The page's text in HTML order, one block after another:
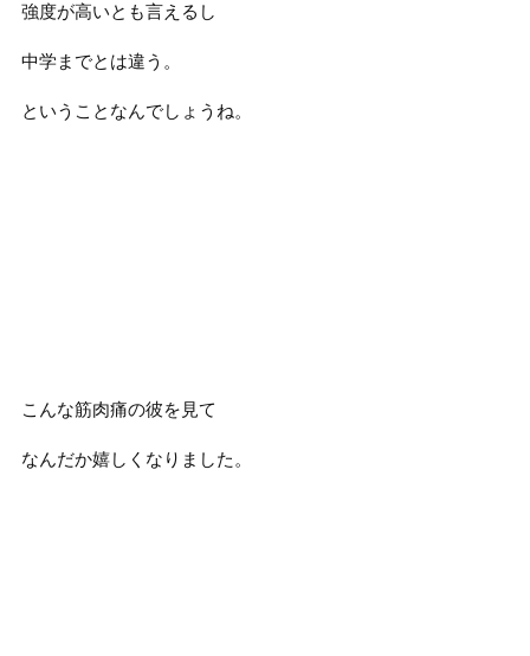
強度が高いとも言えるし
中学までとは違う。
ということなんでしょうね。
こんな筋肉痛の彼を見て
なんだか嬉しくなりました。